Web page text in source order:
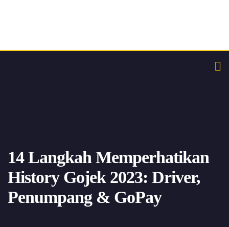
14 Langkah Memperhatikan
History Gojek 2023: Driver,
Penumpang & GoPay